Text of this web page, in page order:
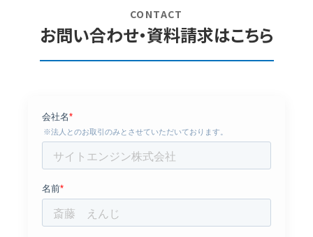
CONTACT
お問い合わせ・資料請求はこちら